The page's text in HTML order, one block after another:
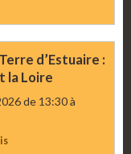
d’Estuaire :
la Loire
de 13:30à